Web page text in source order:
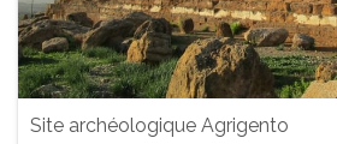
Site archéologique Agrigento